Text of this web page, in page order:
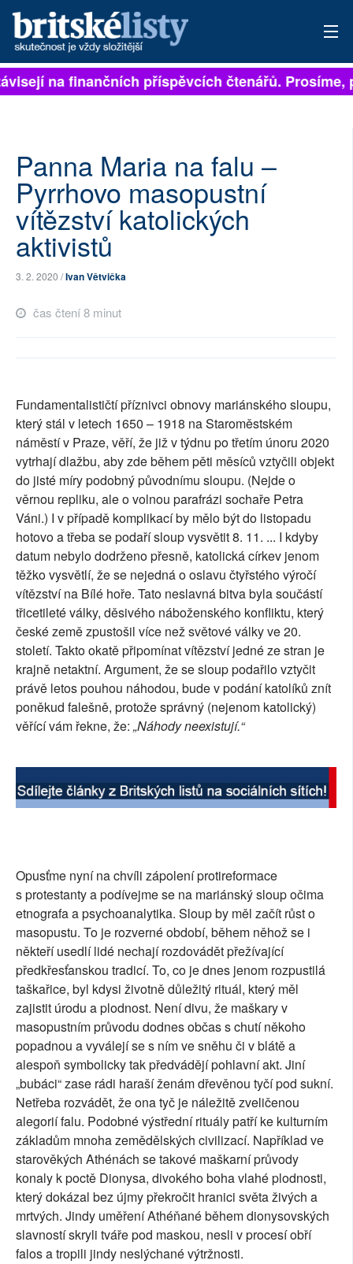
PŘIHLÁSIT
ARCHIV
ROZHOVORY
TÉMATA
RUBRIKY
PLNÁ VERZE STRÁNEK
na finančních příspěvcích čtenářů. Prosíme,
Panna Maria na falu –
Pyrrhovo masopustní
vítězství katolických
aktivistů
3. 2. 2020 /Ivan Větvička
čas čtení 8 minut
Fundamentalističtí příznivci obnovy mariánského sloupu,
který stál v letech 1650 – 1918 na Staroměstském
náměstí v Praze, věří, že již v týdnu po třetím únoru 2020
vytrhají dlažbu, aby zde během pěti měsíců vztyčili objekt
do jisté míry podobný původnímu sloupu. (Nejde o
věrnou repliku, ale o volnou parafrázi sochaře Petra
Váni.) I v případě komplikací by mělo být do listopadu
hotovo a třeba se podaří sloup vysvětit 8. 11. ... I kdyby
datum nebylo dodrženo přesně, katolická církev jenom
těžko vysvětlí, že se nejedná o oslavu čtyřstého výročí
vítězství na Bílé hoře. Tato neslavná bitva byla součástí
třicetileté války, děsivého náboženského konfliktu, který
české země zpustošil více než světové války ve 20.
století. Takto okatě připomínat vítězství jedné ze stran je
krajně netaktní. Argument, že se sloup podařilo vztyčit
právě letos pouhou náhodou, bude v podání katolíků znít
poněkud falešně, protože správný (nejenom katolický)
věřící vám řekne, že: „Náhody neexistují.“
Opusťme nyní na chvíli zápolení protireformace
s protestanty a podívejme se na mariánský sloup očima
etnografa a psychoanalytika. Sloup by měl začít růst o
masopustu. To je rozverné období, během něhož se i
někteří usedlí lidé nechají rozdovádět přežívající
předkřesťanskou tradicí. To, co je dnes jenom rozpustilá
taškařice, byl kdysi životně důležitý rituál, který měl
zajistit úrodu a plodnost. Není divu, že maškary v
masopustním průvodu dodnes občas s chutí někoho
popadnou a vyválejí se s ním ve sněhu či v blátě a
alespoň symbolicky tak předvádějí pohlavní akt. Jiní
„bubáci“ zase rádi haraší ženám dřevěnou tyčí pod sukní.
Netřeba rozvádět, že ona tyč je náležitě zveličenou
alegorií falu. Podobné výstřední rituály patří ke kulturním
základům mnoha zemědělských civilizací. Například ve
starověkých Athénách se takové maškarní průvody
konaly k poctě Dionysa, divokého boha vlahé plodnosti,
který dokázal bez újmy překročit hranici světa živých a
mrtvých. Jindy uměření Athéňané během dionysovských
slavností skryli tváře pod maskou, nesli v procesí obří
falos a tropili jindy neslýchané výtržnosti.